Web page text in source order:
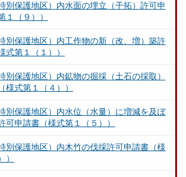
別保護地区）内水面の埋立（干拓）許可申
１（９））
別保護地区）内工作物の新（改、増）築許
式第１（１））
別保護地区）内鉱物の掘採（土石の採取）
様式第１（４））
別保護地区）内水位（水量）に増減を及ぼ
可申請書（様式第１（５））
別保護地区）内木竹の伐採許可申請書（様
）